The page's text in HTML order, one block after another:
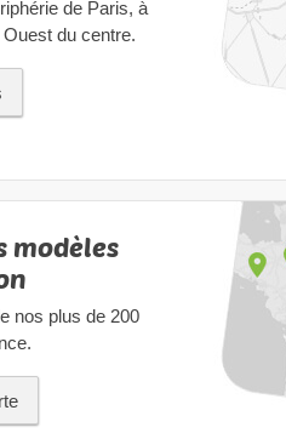
de Paris, à
du centre.
modèles
nos plus de 200